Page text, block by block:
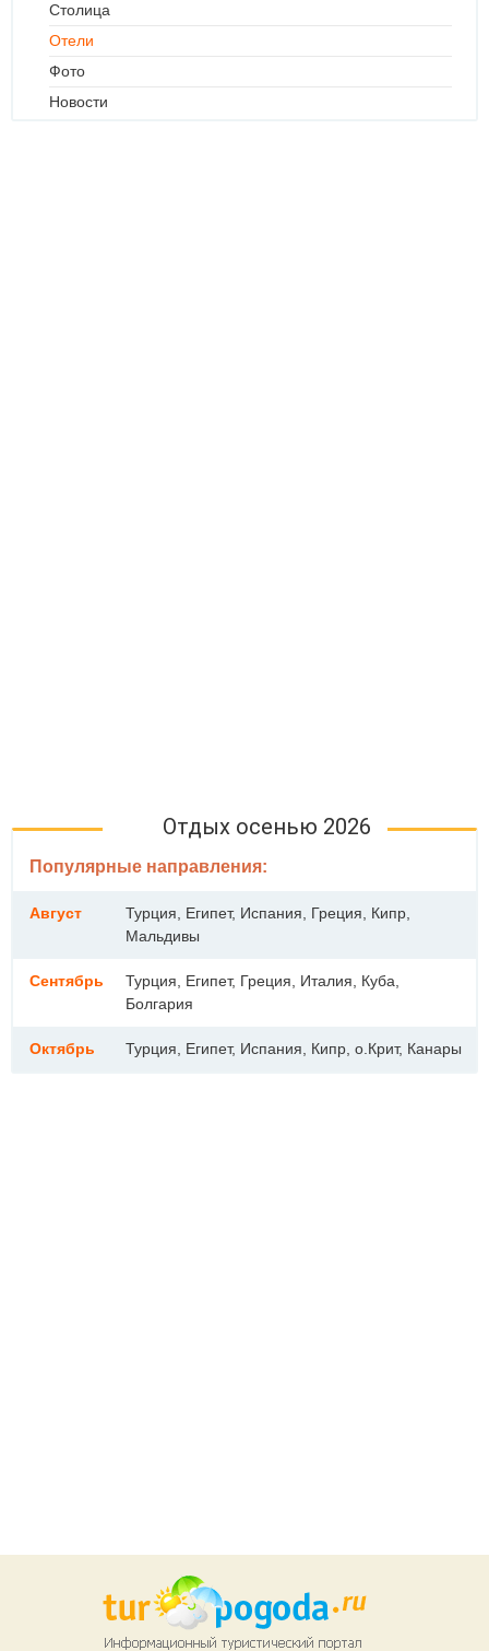
Столица
Отели
Фото
Новости
Отдых осенью 2026
Популярные направления:
Август
Турция, Египет, Испания, Греция, Кипр,
Мальдивы
Сентябрь
Турция, Египет, Греция, Италия, Куба,
Болгария
Октябрь Турция, Египет, Испания, Кипр, о.Крит, Канары